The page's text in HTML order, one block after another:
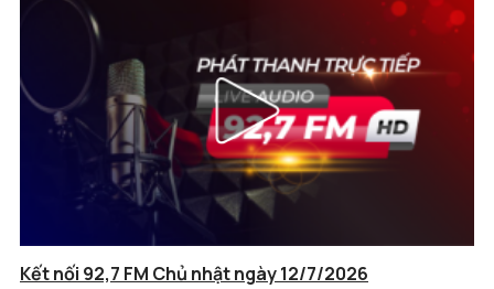
Kết nối 92,7 FM Chủ nhật ngày 12/7/2026